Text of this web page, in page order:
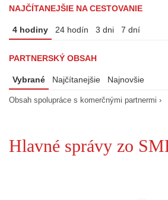
NAJČÍTANEJŠIE NA CESTOVANIE
4 hodiny 24 hodín 3 dni 7 dní
PARTNERSKÝ OBSAH
Vybrané Najčítanejšie Najnovšie
Obsah spolupráce s komerčnými partnermi ›
Hlavné správy zo